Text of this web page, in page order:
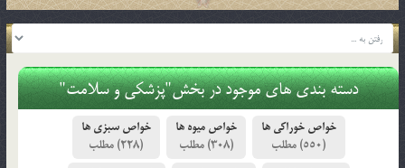
دسته بندی های موجود در بخش"پزشکی و سلامت"
خواص خوراکی ها
(550)
خواص میوه ها
(308)
خواص سبزی ها
(228)